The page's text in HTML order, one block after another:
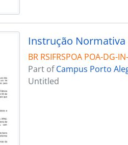
Instrução Normativa
BR RSIFRSPOA POA-DG-
Part ofCampus Porto
Untitled